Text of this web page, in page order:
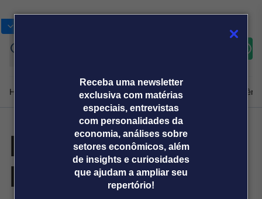
Receba uma newsletter
exclusiva com matérias
especiais, entrevistas
com personalidades da
economia, análises sobre
setores econômicos, além
de insights e curiosidades
que ajudam a ampliar seu
repertório!
Home Produtos e soluçõesNotíciasBlogWeekend
Plataformas
Broadcast
Broadcast+
O mercado
Sobre nós Releases Broadcast
Prêmio Broadcast
Analistas
Prêmio Broadcast
Empresas
Agências de
comunicação
Releases
Prêmios
Broadcast 2026